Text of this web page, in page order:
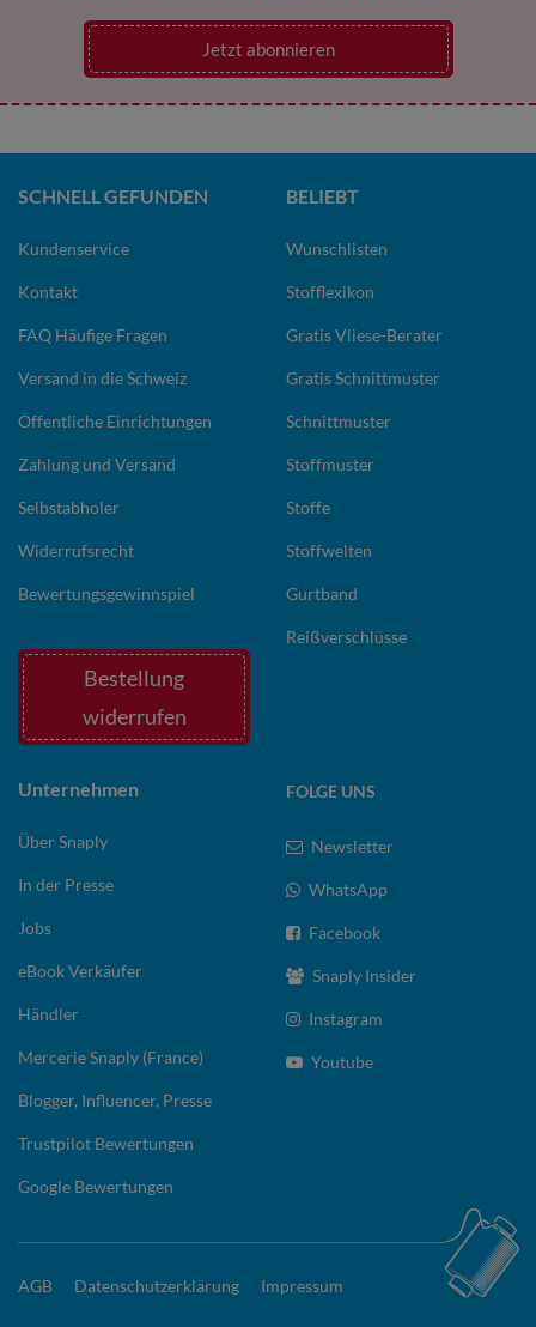
Jetzt abonnieren
SCHNELL GEFUNDEN
Kundenservice
Kontakt
FAQ Häufige Fragen
Versand in die Schweiz
Öffentliche Einrichtungen
Zahlung und Versand
Selbstabholer
Widerrufsrecht
Bewertungsgewinnspiel
Bestellung
widerrufen
BELIEBT
Wunschlisten
Stofflexikon
Gratis Vliese-Berater
Gratis Schnittmuster
Schnittmuster
Stoffmuster
Stoffe
Stoffwelten
Gurtband
Reißverschlüsse
Unternehmen
Über Snaply
In der Presse
Jobs
eBook Verkäufer
Händler
Mercerie Snaply (France)
Blogger, Influencer, Presse
Trustpilot Bewertungen
Google Bewertungen
FOLGE UNS
Newsletter
WhatsApp
Facebook
Snaply Insider
Instagram
Youtube
AGB Datenschutzerklärung Impressum